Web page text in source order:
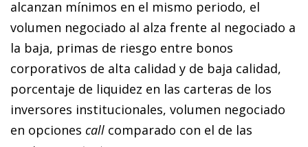
alcanzan mínimos en el mismo periodo, el
volumen negociado al alza frente al negociado a
la baja, primas de riesgo entre bonos
corporativos de alta calidad y de baja calidad,
porcentaje de liquidez en las carteras de los
inversores institucionales, volumen negociado
en opciones call comparado con el de las